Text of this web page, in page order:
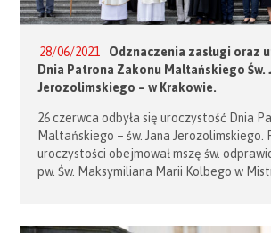
28/06/2021
Odznaczenia zasługi oraz
Dnia Patrona Zakonu Maltańskiego Św.
Jerozolimskiego – w Krakowie.
26 czerwca odbyła się uroczystość Dnia
Maltańskiego – św. Jana Jerozolimskiego.
uroczystości obejmował mszę św.
pw. Św. Maksymiliana Marii Kolbego w
w działaniach na rzecz dzieł maltańskich